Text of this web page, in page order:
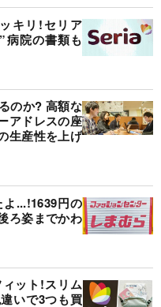
キリ!セリア
病院の書類も
のか? 高額な
アドレスの座
生産性を上げ
よ...!1639円の
ろ姿までかわ
ィット!スリム
いで3つも買